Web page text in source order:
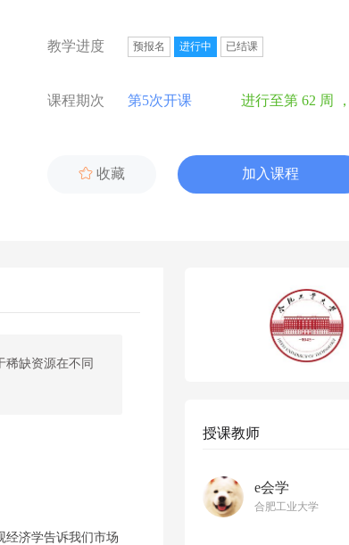
教学进度 预报名 进行中 已结课
课程期次 第5次开课 进行至第 62 周 ，
 收藏 加入课程
缺资源在不同
经济学告诉我们市场
授课教师
e会学
合肥工业大学